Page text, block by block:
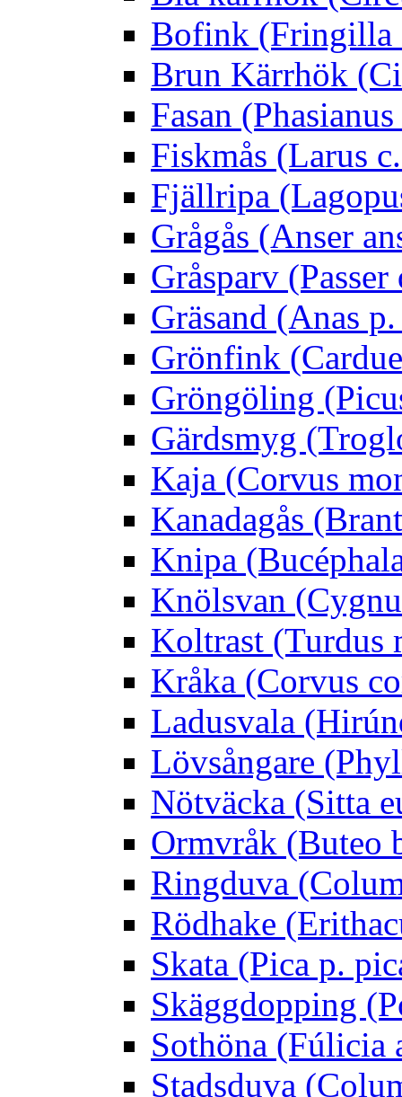
Bofink (Fringilla
Brun Kärrhök
Fasan
Fiskmås (Larus
Fjällripa
Grågås (Anser
Gråsparv
Gräsand (Anas
Grönfink
Gröngöling
Gärdsmyg
Kaja (Corvus
Kanadagås
Knipa
Knölsvan
Koltrast (Turdus
Kråka (Corvus
Ladusvala
Lövsångare
Nötväcka (Sitta
Ormvråk (Buteo
Ringduva
Rödhake
Skata (Pica p.
Skäggdopping
Sothöna (Fúlicia
Stadsduva